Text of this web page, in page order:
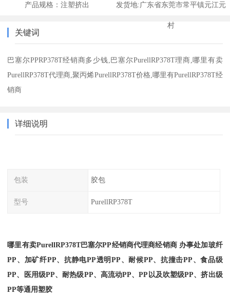
产品规格： 注塑挤出 发货地:广东省东莞市常平镇元江元
村
关键词
巴塞尔PPRP378T经销商多少钱,巴塞尔PurellRP378T理商,哪里有卖
PurellRP378T代理商,聚丙烯PurellRP378T价格,哪里有PurellRP378T经
销商
详细说明
包装 胶包
型号 PurellRP378T
哪里有卖PurellRP378T巴塞尔PP经销商代理商经销商 办事处加玻纤
PP、加矿纤PP、抗静电PP透明PP、耐候PP、抗撞击PP、食品级
PP、医用级PP、耐热级PP、高流动PP、PP以及吹塑级PP、挤出级
PP等通用塑胶